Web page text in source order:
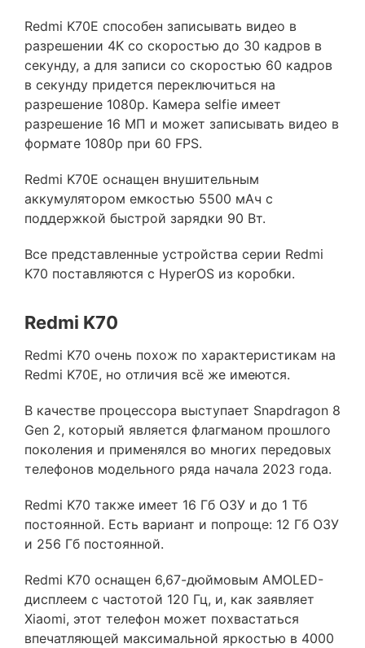
Redmi K70E способен записывать видео в
разрешении 4K со скоростью до 30 кадров в
секунду, а для записи со скоростью 60 кадров
в секунду придется переключиться на
разрешение 1080p. Камера selfie имеет
разрешение 16 МП и может записывать видео в
формате 1080p при 60 FPS.
Redmi K70E оснащен внушительным
аккумулятором емкостью 5500 мАч с
поддержкой быстрой зарядки 90 Вт.
Все представленные устройства серии Redmi
K70 поставляются с HyperOS из коробки.
Redmi K70
Redmi K70 очень похож по характеристикам на
Redmi K70E, но отличия всё же имеются.
В качестве процессора выступает Snapdragon 8
Gen 2, который является флагманом прошлого
поколения и применялся во многих передовых
телефонов модельного ряда начала 2023 года.
Redmi K70 также имеет 16 Гб ОЗУ и до 1 Тб
постоянной. Есть вариант и попроще: 12 Гб ОЗУ
и 256 Гб постоянной.
Redmi K70 оснащен 6,67-дюймовым AMOLED-
дисплеем с частотой 120 Гц, и, как заявляет
Xiaomi, этот телефон может похвастаться
впечатляющей максимальной яркостью в 4000